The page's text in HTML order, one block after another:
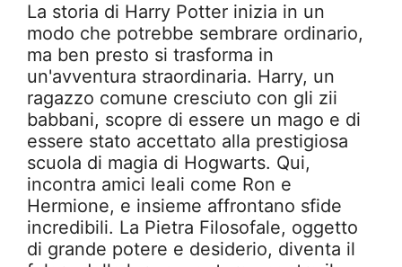
La storia di Harry Potter inizia in un
modo che potrebbe sembrare ordinario,
ma ben presto si trasforma in
un'avventura straordinaria. Harry, un
ragazzo comune cresciuto con gli zii
babbani, scopre di essere un mago e di
essere stato accettato alla prestigiosa
scuola di magia di Hogwarts. Qui,
incontra amici leali come Ron e
Hermione, e insieme affrontano sfide
incredibili. La Pietra Filosofale, oggetto
di grande potere e desiderio, diventa il